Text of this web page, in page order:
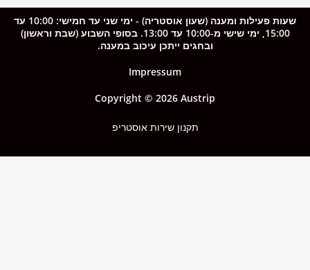
שעות פעילות ומענה (שעון אוסטריה) - ימי שני עד חמישי: 10:00 עד
15:00, ימי שישי מ-10:00 עד 13:00. בסופי השבוע (שבת וראשון)
ובחגים ייתכן עיכוב במענה.
Impressum
Copyright © 2026 Austrip
תקנון שירות אוסטריפ